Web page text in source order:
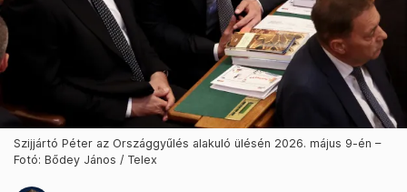
Szijjártó Péter az Országgyűlés alakuló ülésén 2026. május 9-én –
Fotó: Bődey János / Telex